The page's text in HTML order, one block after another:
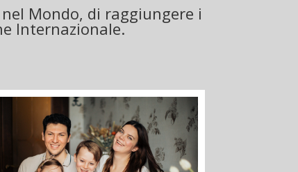
nel Mondo, di raggiungere i
Internazionale.